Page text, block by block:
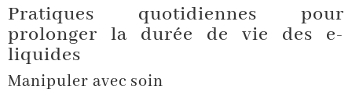
Pratiques quotidiennes pour
prolonger la durée de vie des e-
liquides
Manipuler avec soin